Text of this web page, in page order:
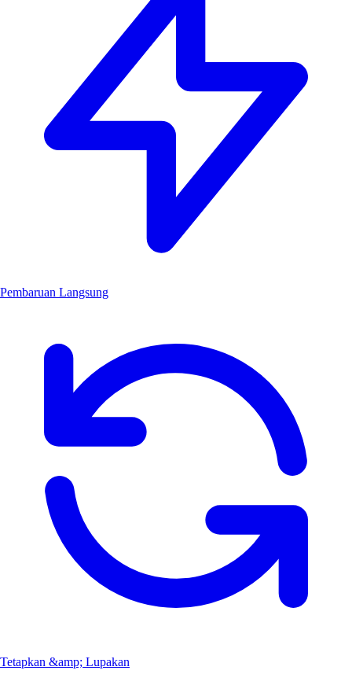
Pembaruan Langsung
Tetapkan &amp; Lupakan